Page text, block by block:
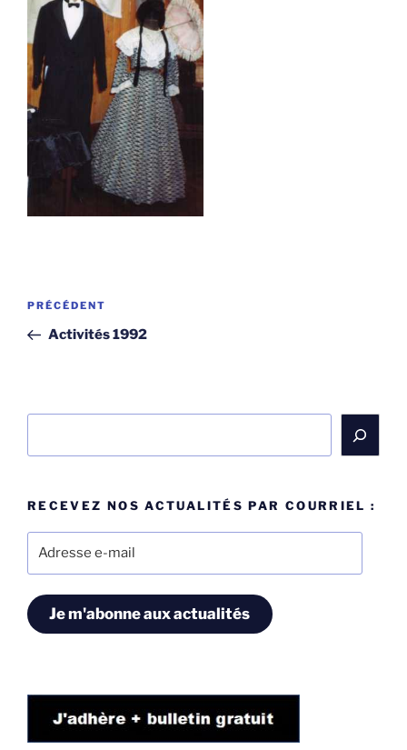
Navigation
l’article
Article
précédent
PRÉCÉDENT
Activités 1992
RECEVEZ NOS ACTUALITÉS PAR COURRIEL :
Je m'abonne aux actualités